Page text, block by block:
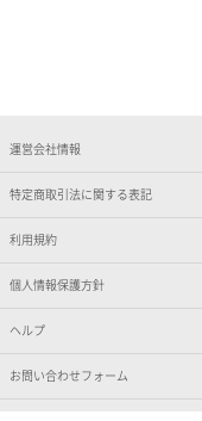
運営会社情報
特定商取引法に関する表記
利用規約
個人情報保護方針
ヘルプ
お問い合わせフォーム